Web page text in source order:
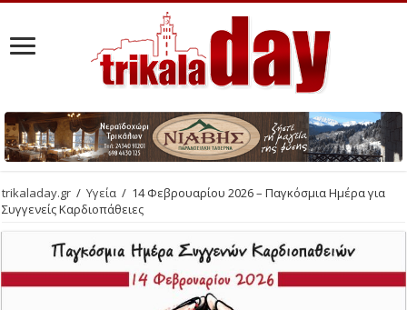
trikaladay.gr / Υγεία / 14 Φεβρουαρίου 2026 – Παγκόσμια Ημέρα για
Συγγενείς Καρδιοπάθειες